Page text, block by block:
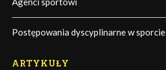
Postępowania dyscyplinarne w sporcie
ARTYKUŁY